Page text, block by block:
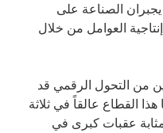
الصناعة على
العوامل من خلال
من التحول الرقمي قد
هذا القطاع عالقاً في ثلاثة
عقبات كبرى في